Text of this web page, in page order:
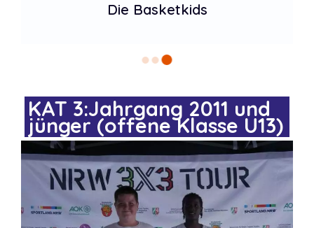
Die Basketkids
KAT 3:Jahrgang 2011 und
jünger (offene Klasse U13)